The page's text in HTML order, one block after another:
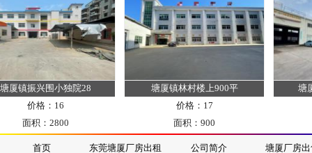
振兴围小独院28
价格：16
面积：2800
塘厦镇林村楼上900平
价格：17
面积：900
塘厦镇
首页 东莞塘厦厂房出租 公司简介 塘厦厂房